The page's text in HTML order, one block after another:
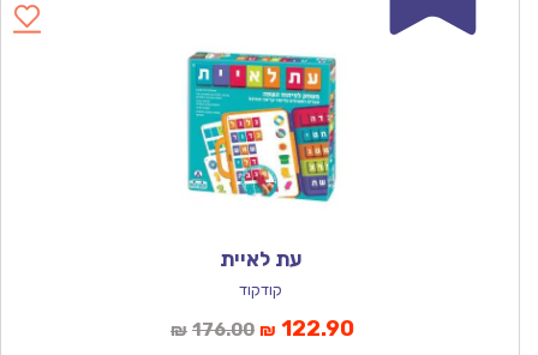
עת לאיית
קודקוד
₪ 176.00המחיר
₪ 122.90המחיר